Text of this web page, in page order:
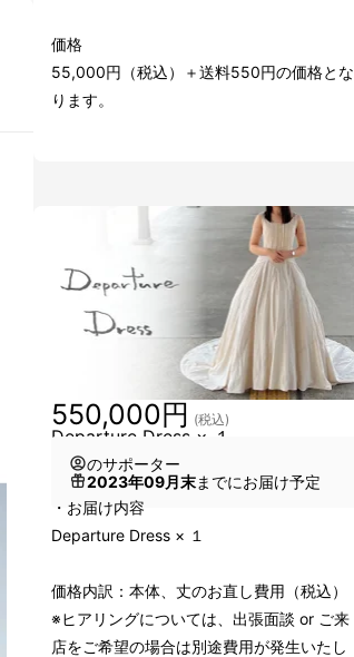
価格
55,000円（税込）＋送料550円の価格とな
ります。
Departure Dress × １
550,000円 (税込)
のサポーター
2023年09月末までにお届け予定
・お届け内容
Departure Dress × １
価格内訳：本体、丈のお直し費用（税込）
※ヒアリングについては、出張面談 or ご来
店をご希望の場合は別途費用が発生いたし